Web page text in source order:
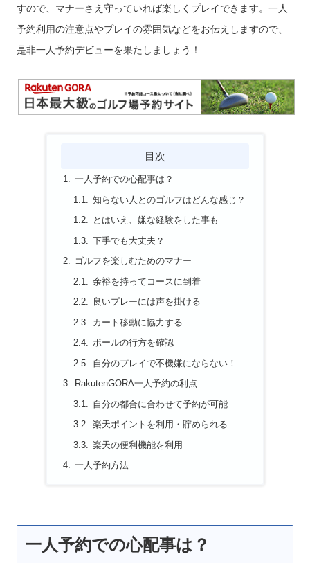
すので、マナーさえ守っていれば楽しくプレイできます。一人
予約利用の注意点やプレイの雰囲気などをお伝えしますので、
是非一人予約デビューを果たしましょう！
目次
一人予約での心配事は？
知らない人とのゴルフはどんな感じ？
とはいえ、嫌な経験をした事も
下手でも大丈夫？
ゴルフを楽しむためのマナー
余裕を持ってコースに到着
良いプレーには声を掛ける
カート移動に協力する
ボールの行方を確認
自分のプレイで不機嫌にならない！
RakutenGORA一人予約の利点
自分の都合に合わせて予約が可能
楽天ポイントを利用・貯められる
楽天の便利機能を利用
一人予約方法
一人予約での心配事は？